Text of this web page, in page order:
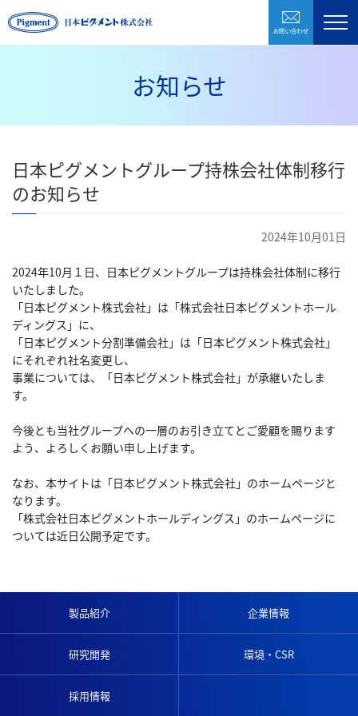
製品紹介
採用情報
株式会社日本ピグメントホールディングス
CLOSE
お知らせ
日本ピグメントグループ持株会社体制移行
のお知らせ
2024年10月01日
2024年10月１日、日本ピグメントグループは持株会社体制に移行
いたしました。
「日本ピグメント株式会社」は「株式会社日本ピグメントホール
ディングス」に、
「日本ピグメント分割準備会社」は「日本ピグメント株式会社」
にそれぞれ社名変更し、
事業については、「日本ピグメント株式会社」が承継いたしま
す。
今後とも当社グループへの一層のお引き立てとご愛顧を賜ります
よう、よろしくお願い申し上げます。
なお、本サイトは「日本ピグメント株式会社」のホームページと
なります。
「株式会社日本ピグメントホールディングス」のホームページに
ついては近日公開予定です。
製品紹介 企業情報
研究開発 環境・CSR
採用情報